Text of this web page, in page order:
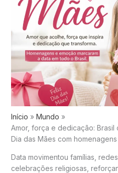
Início
Mundo
Amor, força e dedicação:
Dia das Mães com
Data movimentou famílias,
celebrações religiosas,